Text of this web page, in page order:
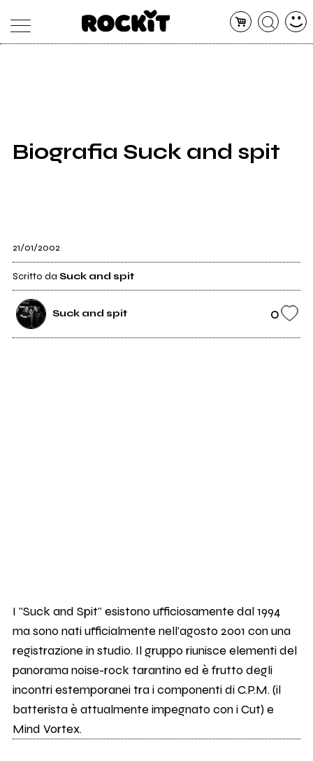
SHOP
RADIO
Biografia Suck and spit
21/01/2002
Scritto da Suck and spit
Suck and spit 0
I "Suck and Spit" esistono ufficiosamente dal 1994
ma sono nati ufficialmente nell'agosto 2001 con una
registrazione in studio. Il gruppo riunisce elementi del
panorama noise-rock tarantino ed è frutto degli
incontri estemporanei tra i componenti di C.P.M. (il
batterista è attualmente impegnato con i Cut) e
Mind Vortex.